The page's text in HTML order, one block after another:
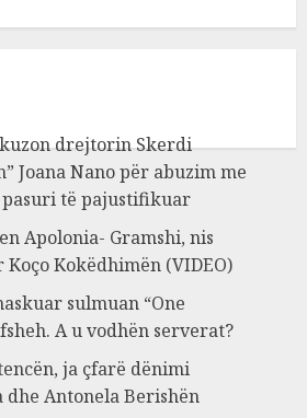
drejtorin Skerdi
Joana Nano për abuzim me
të pajustifikuar
Apolonia- Gramshi, nis
Kokëdhimën (VIDEO)
sulmuan “One
A u vodhën serverat?
ja çfarë dënimi
Antonela Berishën